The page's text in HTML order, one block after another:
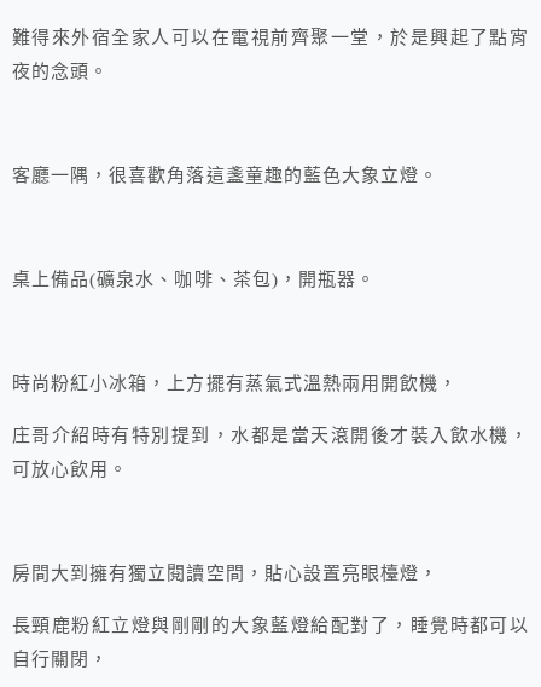
難得來外宿全家人可以在電視前齊聚一堂，於是興起了點宵
夜的念頭。
客廳一隅，很喜歡角落這盞童趣的藍色大象立燈。
桌上備品(礦泉水、咖啡、茶包)，開瓶器。
時尚粉紅小冰箱，上方擺有蒸氣式溫熱兩用開飲機，
庄哥介紹時有特別提到，水都是當天滾開後才裝入飲水機，
可放心飲用。
房間大到擁有獨立閱讀空間，貼心設置亮眼檯燈，
長頸鹿粉紅立燈與剛剛的大象藍燈給配對了，睡覺時都可以
自行關閉，